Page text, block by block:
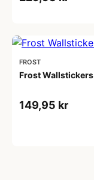
FROST
Frost Wallstickers
149,95 kr